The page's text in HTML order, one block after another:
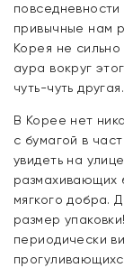
привычные нам
Корея не сильно
аура вокруг
чуть-чуть другая.
В Корее нет
с бумагой в
увидеть на
размахивающих
мягкого добра.
размер
периодически